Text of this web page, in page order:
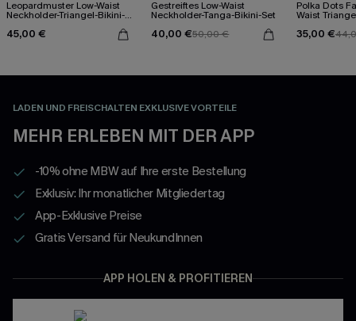
Leopardmuster Low-Waist
Neckholder-Triangel-Bikini-
45,00 €
Gestreiftes Low-Waist
Neckholder-Tanga-Bikini-Set
40,00 €50,00 €
Polka Dots
Waist
35,00 €
LADEN UND FREISCHALTEN EXKLUSIVE VORTEILE
MEHR ERLEBEN MIT DER APP
-10% ohne MBW auf Ihre erste Bestellung
Exklusiv: Ihr monatlicher Mitgliedertag
App-Exklusive Preise
Gratis Versand für NeukundInnen
APP HOLEN & PROFITIEREN